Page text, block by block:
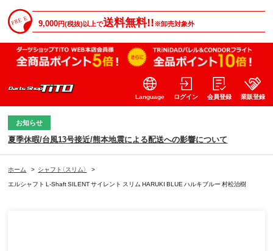
9,000円(税抜)以上で送料無料!!※卸売対象外
Language ログイン 会員登録 業販登録
お知らせ
夏季休暇/台風13号接近/熊本地震による配送への影響について
ホーム > シャフト（スリム）
>
エルシャフト L-Shaft SILENT サイレント スリム HARUKI BLUE ハルキブルー 村松治樹